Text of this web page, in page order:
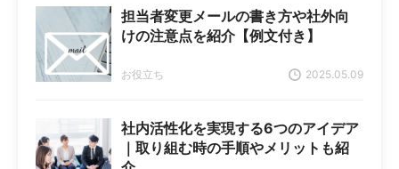
担当者変更メールの書き方や社外向
けの注意点を紹介【例文付き】
2025.05.09
お役立ち
社内活性化を実現する6つのアイデア
｜取り組む時の手順やメリットも紹